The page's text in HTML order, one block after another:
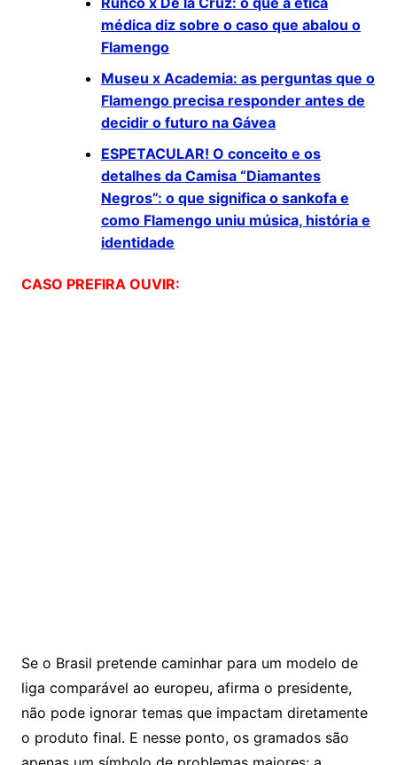
médica diz sobre o caso que abalou o
Flamengo
Museu x Academia: as perguntas que o
Flamengo precisa responder antes de
decidir o futuro na Gávea
ESPETACULAR! O conceito e os
detalhes da Camisa “Diamantes
Negros”: o que significa o sankofa e
como Flamengo uniu música, história e
identidade
CASO PREFIRA OUVIR:
Se o Brasil pretende caminhar para um modelo de
liga comparável ao europeu, afirma o presidente,
não pode ignorar temas que impactam diretamente
o produto final. E nesse ponto, os gramados são